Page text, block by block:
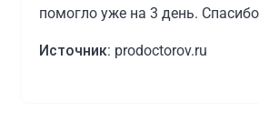
помогло уже на 3 день.
Источник: prodoctorov.ru